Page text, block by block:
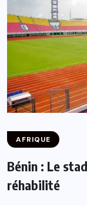
AFRIQUE
Bénin : Le
réhabilité